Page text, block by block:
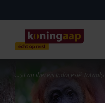
...> Familiereis Indonesië Totaal >